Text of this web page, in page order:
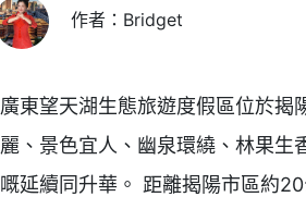
作者：Bridget
廣東望天湖生態旅遊度假區位於揭
麗、景色宜人、幽泉環繞、林果生
嘅延續同升華。 距離揭陽市區約